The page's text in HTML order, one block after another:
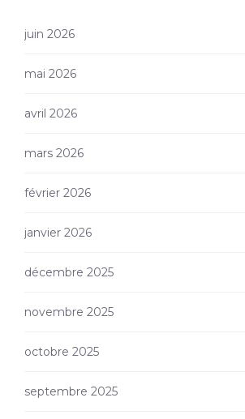
juin 2026
mai 2026
avril 2026
mars 2026
février 2026
janvier 2026
décembre 2025
novembre 2025
octobre 2025
septembre 2025